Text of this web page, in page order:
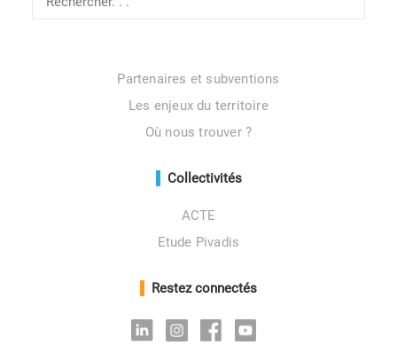
Réservez votre salle de séminaire, coworking ou événement
Partenaires et subventions
Les enjeux du territoire
Où nous trouver ?
Collectivités
ACTE
Etude Pivadis
Restez connectés
LinkedinInstagramFacebookYoutube